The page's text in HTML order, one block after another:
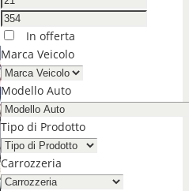
In offerta
Marca Veicolo
Modello Auto
Tipo di Prodotto
Carrozzeria